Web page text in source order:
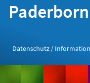
Datenschutz /